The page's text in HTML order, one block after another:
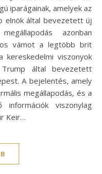
iparágainak, amelyek az
elnök által bevezetett új
azonban
vámot a legtöbb brit
viszonyok
által bevezetett
A bejelentés, amely
megállapodás, és a
viszonylag
Keir…